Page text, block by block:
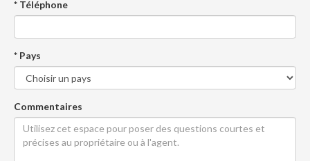
* Téléphone
* Pays
Commentaires